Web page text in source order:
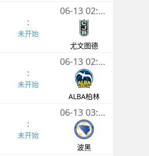
:
未开始
06-13 02:00
尤文图德
:
未开始
06-13 02:30
ALBA柏林
:
未开始
06-13 03:00
波黑